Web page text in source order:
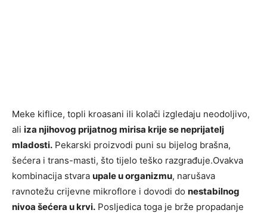
Meke kiflice, topli kroasani ili kolači izgledaju neodoljivo,
ali iza njihovog prijatnog mirisa krije se neprijatelj
mladosti. Pekarski proizvodi puni su bijelog brašna,
šećera i trans-masti, što tijelo teško razgrađuje.Ovakva
kombinacija stvara upale u organizmu, narušava
ravnotežu crijevne mikroflore i dovodi do nestabilnog
nivoa šećera u krvi. Posljedica toga je brže propadanje